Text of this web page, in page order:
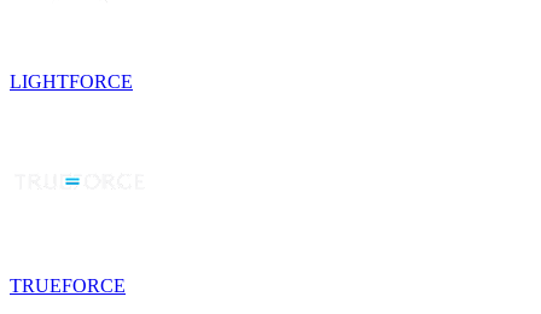
LIGHTFORCE
TRUEFORCE